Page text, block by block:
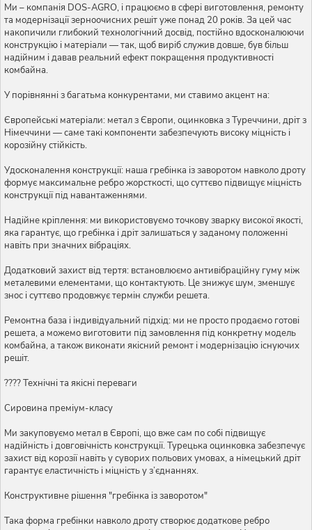
Ми – компанія DOS-AGRO, і працюємо в сфері виготовлення, ремонту
та модернізації зерноочисних решіт уже понад 20 років. За цей час
накопичили глибокий технологічний досвід, постійно вдосконалюючи
конструкцію і матеріали — так, щоб виріб служив довше, був більш
надійним і давав реальний ефект покращення продуктивності
комбайна.
У порівнянні з багатьма конкурентами, ми ставимо акцент на:
Європейські матеріали: метал з Європи, оцинковка з Туреччини, дріт з
Німеччини — саме такі компоненти забезпечують високу міцність і
корозійну стійкість.
Удосконалення конструкції: наша гребінка із заворотом навколо дроту
формує максимальне ребро жорсткості, що суттєво підвищує міцність
конструкції під навантаженнями.
Надійне кріплення: ми використовуємо точкову зварку високої якості,
яка гарантує, що гребінка і дріт залишаться у заданому положенні
навіть при значних вібраціях.
Додатковий захист від тертя: встановлюємо антивібраційну гуму між
металевими елементами, що контактують. Це знижує шум, зменшує
знос і суттєво продовжує термін служби решета.
Ремонтна база і індивідуальний підхід: ми не просто продаємо готові
решета, а можемо виготовити під замовлення під конкретну модель
комбайна, а також виконати якісний ремонт і модернізацію існуючих
решіт.
???? Технічні та якісні переваги
Сировина преміум-класу
Ми закуповуємо метал в Європі, що вже сам по собі підвищує
надійність і довговічність конструкції. Турецька оцинковка забезпечує
захист від корозії навіть у суворих польових умовах, а німецький дріт
гарантує еластичність і міцність у з’єднаннях.
Конструктивне рішення "гребінка із заворотом"
Така форма гребінки навколо дроту створює додаткове ребро